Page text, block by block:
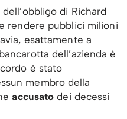
di Richard
rendere pubblici milioni
esattamente a
dell’azienda è
è stato
membro della
accusato dei decessi